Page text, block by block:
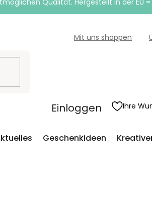
Qualität. Hergestellt in der EU =
Mit uns shoppen
Einloggen Ihre
Geschenkideen